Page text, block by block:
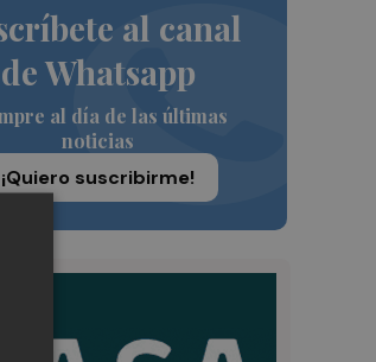
al canal
de Whatsapp
al día de las últimas
noticias
¡Quiero suscribirme!